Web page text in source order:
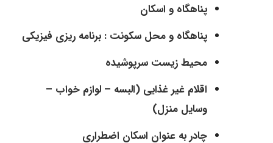
پناهگاه و اسكان
پناهگاه و محل سكونت : برنامه ريزی فيزيکی
محيط زيست سرپوشيده
اقلام غير غذایی (البسه – لوازم خواب –
وسايل منزل)
چادر به عنوان اسكان اضطراری